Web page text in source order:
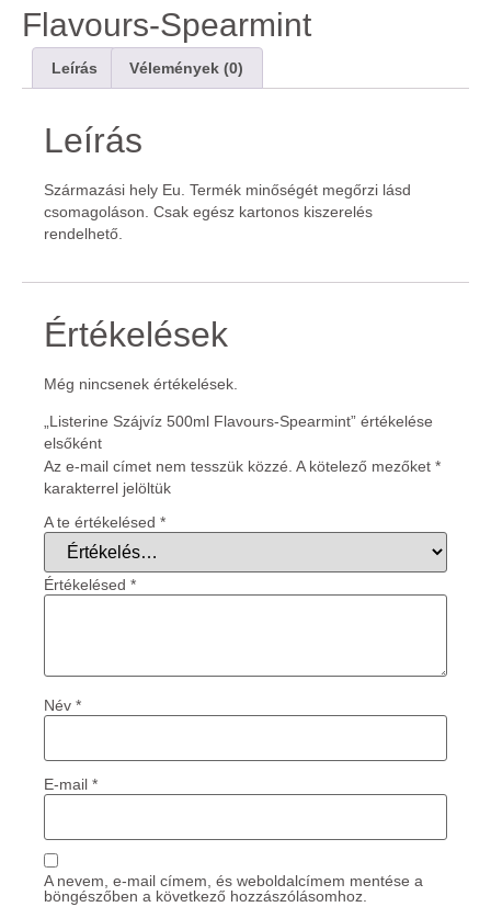
Flavours-Spearmint
Leírás Vélemények (0)
Leírás
Származási hely Eu. Termék minőségét megőrzi lásd
csomagoláson. Csak egész kartonos kiszerelés
rendelhető.
Értékelések
Még nincsenek értékelések.
„Listerine Szájvíz 500ml Flavours-Spearmint” értékelése
elsőként
Az e-mail címet nem tesszük közzé. A kötelező mezőket *
karakterrel jelöltük
A te értékelésed *
Értékelésed *
Név *
E-mail *
A nevem, e-mail címem, és weboldalcímem mentése a
böngészőben a következő hozzászólásomhoz.